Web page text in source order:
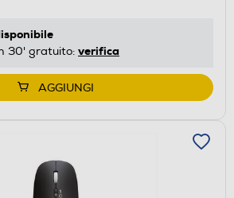
30' gratuito: verifica
AGGIUNGI